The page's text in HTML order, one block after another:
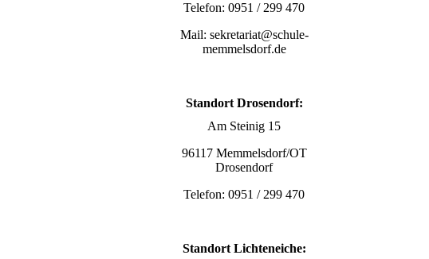
Telefon: 0951 / 299 470
Mail: sekretariat@schule-
memmelsdorf.de
Standort Drosendorf:
Am Steinig 15
96117 Memmelsdorf/OT
Drosendorf
Telefon: 0951 / 299 470
Standort Lichteneiche: